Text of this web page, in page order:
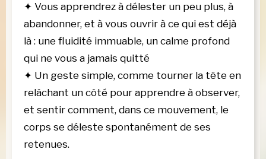
✦ Vous apprendrez à délester un peu plus, à
abandonner, et à vous ouvrir à ce qui est déjà
là : une fluidité immuable, un calme profond
qui ne vous a jamais quitté
✦ Un geste simple, comme tourner la tête en
relâchant un côté pour apprendre à observer,
et sentir comment, dans ce mouvement, le
corps se déleste spontanément de ses
retenues.